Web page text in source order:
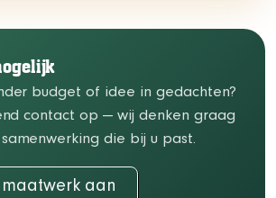
budget of idee in gedachten?
contact op — wij denken graag
die bij u past.
aan